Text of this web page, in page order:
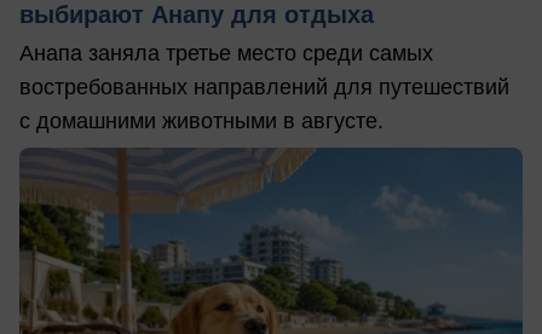
выбирают Анапу для отдыха
Анапа заняла третье место среди самых
востребованных направлений для путешествий
с домашними животными в августе.